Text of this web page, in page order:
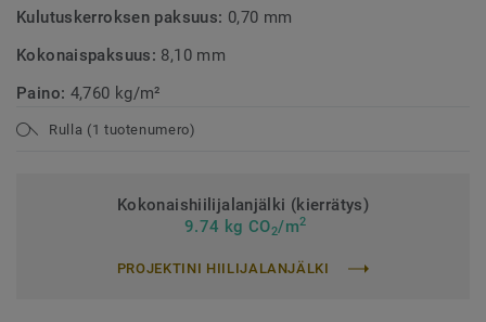
Kulutuskerroksen paksuus: 0,70 mm
Kokonaispaksuus: 8,10 mm
Paino: 4,760 kg/m²
Rulla (1 tuotenumero)
Kokonaishiilijalanjälki (kierrätys)
9.74 kg CO2/m2
PROJEKTINI HIILIJALANJÄLKI